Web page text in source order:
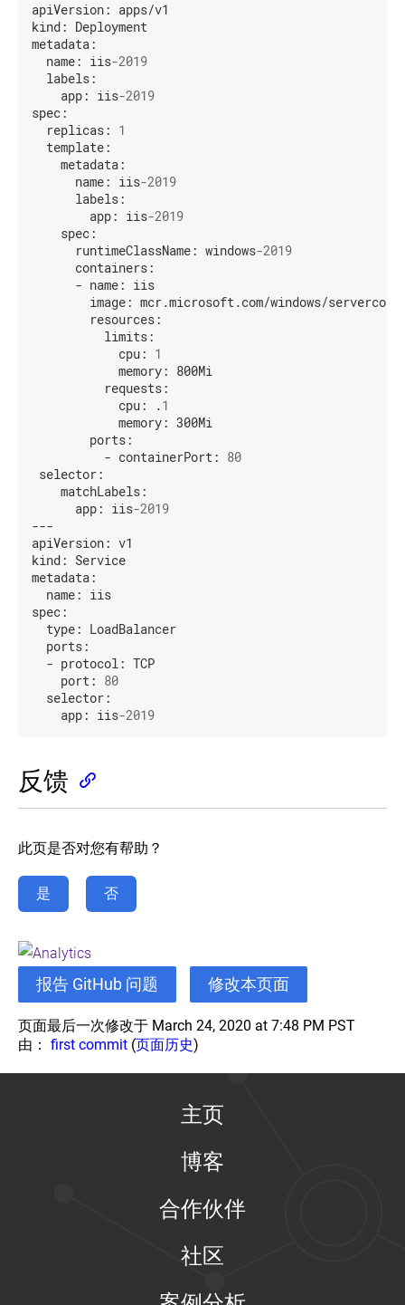
apiVersion: apps/v1
kind: Deployment
metadata:
name: iis-2019
labels:
app: iis-2019
spec:
replicas: 1
template:
metadata:
name: iis-2019
labels:
app: iis-2019
spec:
runtimeClassName: windows-2019
containers:
- name: iis
image: mcr.microsoft.com/windows/
resources:
limits:
cpu: 1
memory: 800Mi
requests:
cpu:
.1
memory: 300Mi
ports:
- containerPort: 80
selector:
matchLabels:
app: iis-2019
---
apiVersion: v1
kind: Service
metadata:
name: iis
spec:
type: LoadBalancer
ports:
- protocol: TCP
port: 80
selector:
app: iis-2019
反馈
此页是否对您有帮助？
是 否
报告 GitHub 问题 修改本页面
页面最后一次修改于 March 24, 2020 at 7:48 PM PST
由： first commit (页面历史)
主页
博客
合作伙伴
社区